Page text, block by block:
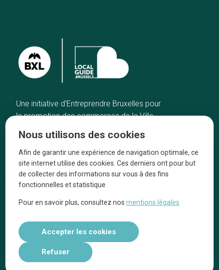
Une initiative d’Entreprendre Bruxelles pour
la promotion des commerces de la Ville
Accueil
Bonnes adresses
Quartiers
Blog
Tops 10
Artisans
A propos
On parle de nous
Nous utilisons des cookies
Afin de garantir une expérience de navigation optimale, ce
site internet utilise des cookies. Ces derniers ont pour but
de collecter des informations sur vous à des fins
fonctionnelles et statistique
Pour en savoir plus, consultez nosmentions légales
Accepter les cookies
Refuser